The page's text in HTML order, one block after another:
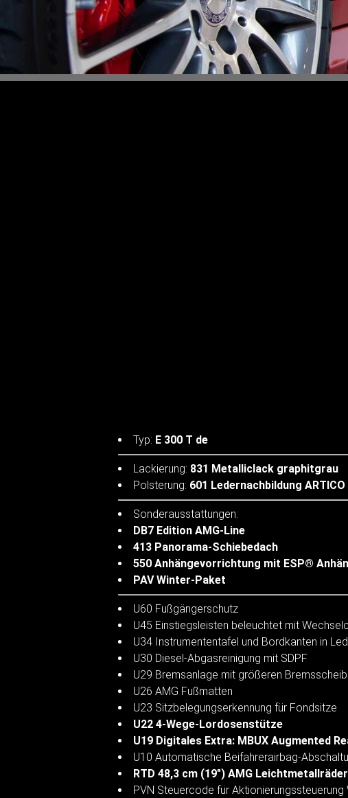
Typ: E 300 T de
Lackierung: 831 Metalliclack graphitgrau
Polsterung: 601 Ledernachbildung
Sonderausstattungen:
DB7 Edition AMG-Line
413 Panorama-Schiebedach
550 Anhängevorrichtung mit ESP®
PAV Winter-Paket
U60 Fußgängerschutz
U45 Einstiegsleisten beleuchtet mit
U34 Instrumententafel und Bordkanten in
U30 Diesel-Abgasreinigung mit SDPF
U29 Bremsanlage mit größeren
U26 AMG Fußmatten
U23 Sitzbelegungserkennung für Fondsitze
U22 4-Wege-Lordosenstütze
U19 Digitales Extra: MBUX Augmented
U10 Automatische Beifahrerairbag-
RTD 48,3 cm (19") AMG
PVN Steuercode für Aktionierungssteuerung